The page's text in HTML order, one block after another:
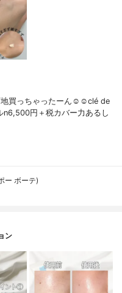
地買っちゃったーん☺️☺️clé de
n6,500円＋税カバー力あるし
ー ボーテ)
ン